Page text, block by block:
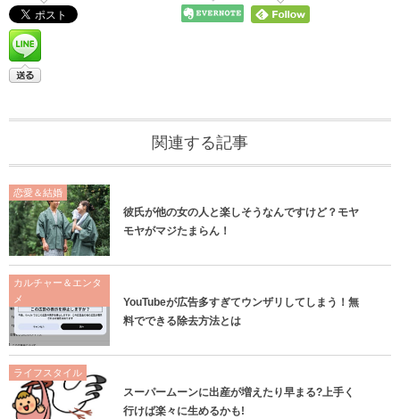
関連する記事
恋愛＆結婚
彼氏が他の女の人と楽しそうなんですけど？モヤ
モヤがマジたまらん！
カルチャー＆エンタ
メ
YouTubeが広告多すぎてウンザリしてしまう！無
料でできる除去方法とは
ライフスタイル
スーパームーンに出産が増えたり早まる?上手く
行けば楽々に生めるかも!